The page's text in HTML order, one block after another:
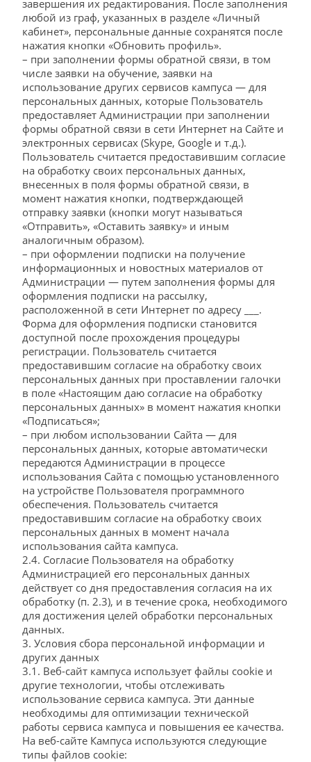
завершения их редактирования. После заполнения
любой из граф, указанных в разделе «Личный
кабинет», персональные данные сохранятся после
нажатия кнопки «Обновить профиль».
– при заполнении формы обратной связи, в том
числе заявки на обучение, заявки на
использование других сервисов кампуса — для
персональных данных, которые Пользователь
предоставляет Администрации при заполнении
формы обратной связи в сети Интернет на Сайте и
электронных сервисах (Skype, Google и т.д.).
Пользователь считается предоставившим согласие
на обработку своих персональных данных,
внесенных в поля формы обратной связи, в
момент нажатия кнопки, подтверждающей
отправку заявки (кнопки могут называться
«Отправить», «Оставить заявку» и иным
аналогичным образом).
– при оформлении подписки на получение
информационных и новостных материалов от
Администрации — путем заполнения формы для
оформления подписки на рассылку,
расположенной в сети Интернет по адресу ___.
Форма для оформления подписки становится
доступной после прохождения процедуры
регистрации. Пользователь считается
предоставившим согласие на обработку своих
персональных данных при проставлении галочки
в поле «Настоящим даю согласие на обработку
персональных данных» в момент нажатия кнопки
«Подписаться»;
– при любом использовании Сайта — для
персональных данных, которые автоматически
передаются Администрации в процессе
использования Сайта с помощью установленного
на устройстве Пользователя программного
обеспечения. Пользователь считается
предоставившим согласие на обработку своих
персональных данных в момент начала
использования сайта кампуса.
2.4. Согласие Пользователя на обработку
Администрацией его персональных данных
действует со дня предоставления согласия на их
обработку (п. 2.3), и в течение срока, необходимого
для достижения целей обработки персональных
данных.
3. Условия сбора персональной информации и
других данных
3.1. Веб-сайт кампуса использует файлы cookie и
другие технологии, чтобы отслеживать
использование сервиса кампуса. Эти данные
необходимы для оптимизации технической
работы сервиса кампуса и повышения ее качества.
На веб-сайте Кампуса используются следующие
типы файлов cookie: